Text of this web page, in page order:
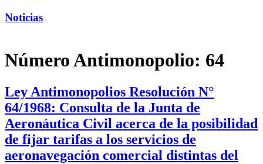
Noticias
Número Antimonopolio: 64
Ley Antimonopolios Resolución N°
64/1968: Consulta de la Junta de
Aeronáutica Civil acerca de la posibilidad
de fijar tarifas a los servicios de
aeronavegación comercial distintas del